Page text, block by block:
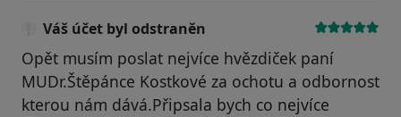
Váš účet byl odstraněn
Opět musím poslat nejvíce hvězdiček paní
MUDr.Štěpánce Kostkové za ochotu a odbornost
kterou nám dává.Připsala bych co nejvíce